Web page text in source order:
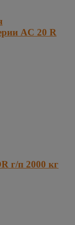
AC 20 R
г/п 2000 кг